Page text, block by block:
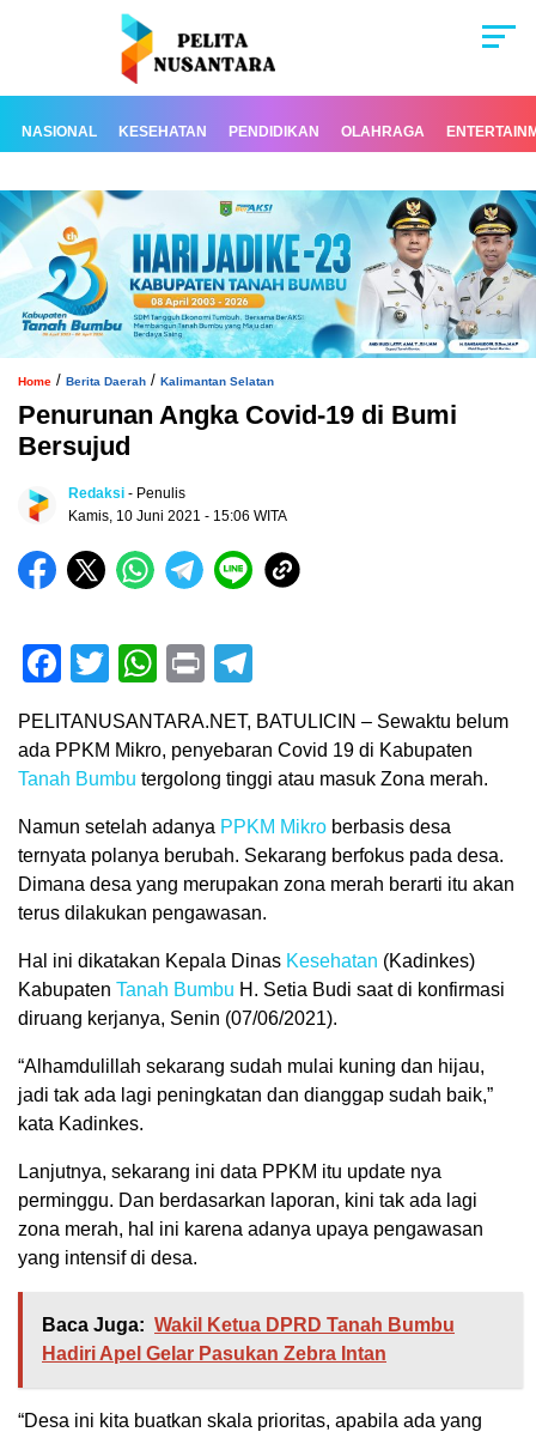
NASIONAL KESEHATAN PENDIDIKAN OLAHRAGA
Home / Berita Daerah / Kalimantan Selatan
Penurunan Angka Covid-19 di Bumi
Bersujud
Redaksi - Penulis
Kamis, 10 Juni 2021 - 15:06 WITA
Facebook
TwitterWhatsApp
Print
PELITANUSANTARA.NET, BATULICIN – Sewaktu belum
ada PPKM Mikro, penyebaran Covid 19 di Kabupaten
Tanah Bumbu tergolong tinggi atau masuk Zona merah.
Namun setelah adanya PPKM Mikro berbasis desa
ternyata polanya berubah. Sekarang berfokus pada desa.
Dimana desa yang merupakan zona merah berarti itu akan
terus dilakukan pengawasan.
Hal ini dikatakan Kepala Dinas Kesehatan (Kadinkes)
Kabupaten Tanah Bumbu H. Setia Budi saat di konfirmasi
diruang kerjanya, Senin (07/06/2021).
“Alhamdulillah sekarang sudah mulai kuning dan hijau,
jadi tak ada lagi peningkatan dan dianggap sudah baik,”
kata Kadinkes.
Lanjutnya, sekarang ini data PPKM itu update nya
perminggu. Dan berdasarkan laporan, kini tak ada lagi
zona merah, hal ini karena adanya upaya pengawasan
yang intensif di desa.
Baca Juga: Wakil Ketua DPRD Tanah Bumbu
Hadiri Apel Gelar Pasukan Zebra Intan
“Desa ini kita buatkan skala prioritas, apabila ada yang